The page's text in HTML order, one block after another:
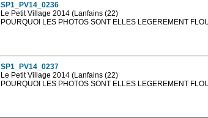
SP1_PV14_0236
Le Petit Village 2014 (Lanfains (22)
POURQUOI LES PHOTOS SONT ELLES LEGEREMENT
SP1_PV14_0237
Le Petit Village 2014 (Lanfains (22)
POURQUOI LES PHOTOS SONT ELLES LEGEREMENT